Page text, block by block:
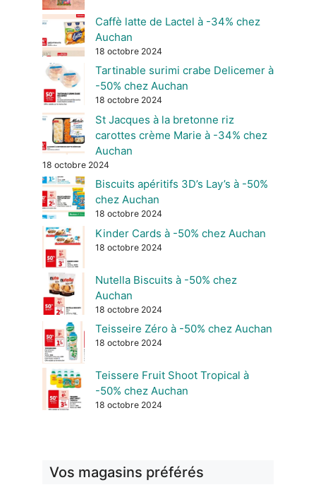
Caffè latte de Lactel à -34% chez
Auchan
18 octobre 2024
Tartinable surimi crabe Delicemer à
-50% chez Auchan
18 octobre 2024
St Jacques à la bretonne riz
carottes crème Marie à -34% chez
Auchan
18 octobre 2024
Biscuits apéritifs 3D’s Lay’s à -50%
chez Auchan
18 octobre 2024
Kinder Cards à -50% chez Auchan
18 octobre 2024
Nutella Biscuits à -50% chez
Auchan
18 octobre 2024
Teisseire Zéro à -50% chez Auchan
18 octobre 2024
Teissere Fruit Shoot Tropical à
-50% chez Auchan
18 octobre 2024
Vos magasins préférés